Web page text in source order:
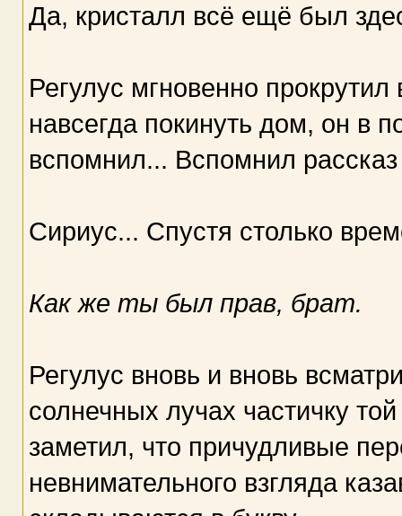
Да, кристалл всё ещё был
Регулус мгновенно
навсегда покинуть дом, он в
вспомнил... Вспомнил
Сириус... Спустя столько
Как же ты был прав, брат.
Регулус вновь и вновь
солнечных лучах частичку
заметил, что причудливые
невнимательного взгляда